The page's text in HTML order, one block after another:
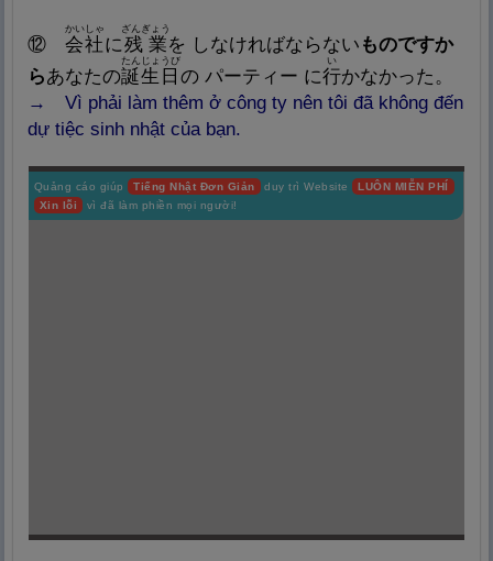
⑫ 会社
かいしゃ
に残 業
ざんぎょう
を しなければならない ものですか
らあなたの誕生 日
たんじょうび
の パーティー に行
HÀNH, HẠNH, HÀNG,
HẠNG
い
かなかった。
→ Vì phải làm thêm ở công ty nên tôi đã không đến
dự tiệc sinh nhật của bạn.
Quảng cáo giúp Tiếng Nhật Đơn Giản duy trì Website LUÔN MIỄN PHÍ
Xin lỗi
vì đã làm phiền mọi người!